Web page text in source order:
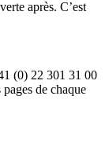
après. C’est
(0) 22 301 31 00
de chaque